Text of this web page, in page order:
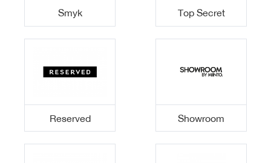
Smyk Top Secret
Reserved Showroom